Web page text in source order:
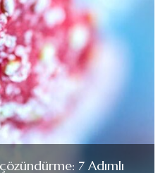
7 Adımlı